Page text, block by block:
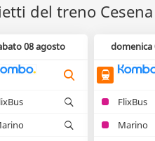
del treno
08 agosto domenica
FlixBus
Marino